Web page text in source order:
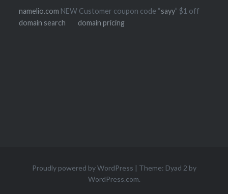
namelio.com NEW Customer coupon code “sayy” $1 off
domain search
domain pricing
Proudly powered by WordPress | Theme: Dyad 2 by
WordPress.com.